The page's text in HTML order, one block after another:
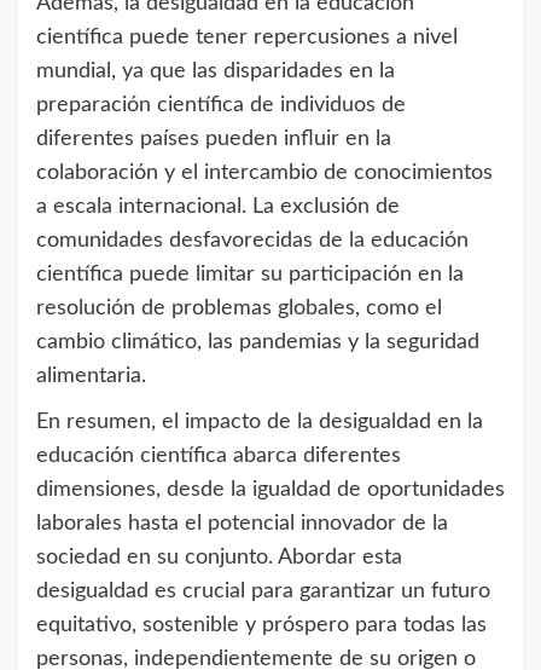
científica puede tener repercusiones a nivel
mundial, ya que las disparidades en la
preparación científica de individuos de
diferentes países pueden influir en la
colaboración y el intercambio de conocimientos
a escala internacional. La exclusión de
comunidades desfavorecidas de la educación
científica puede limitar su participación en la
resolución de problemas globales, como el
cambio climático, las pandemias y la seguridad
alimentaria.
En resumen, el impacto de la desigualdad en la
educación científica abarca diferentes
dimensiones, desde la igualdad de oportunidades
laborales hasta el potencial innovador de la
sociedad en su conjunto. Abordar esta
desigualdad es crucial para garantizar un futuro
equitativo, sostenible y próspero para todas las
personas, independientemente de su origen o